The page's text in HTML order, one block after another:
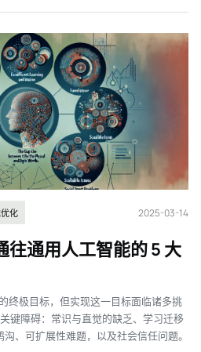
化 2025-03-14
通用人工智能的 5 大
终极目标，但实现这一目标面临诸多挑
键障碍：常识与直觉的缺乏、学习迁移
、可扩展性难题，以及社会信任问题。